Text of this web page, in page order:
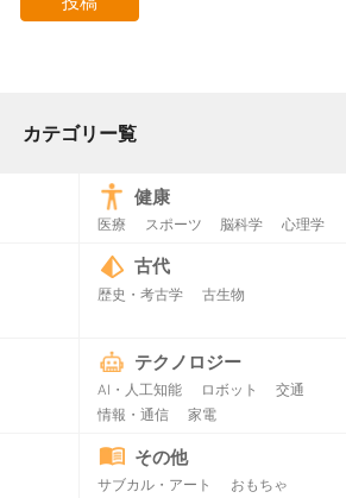
カテゴリー覧
健康
医療 スポーツ 脳科学 心理学
古代
歴史・考古学 古生物
テクノロジー
AI・人工知能 ロボット
交通
情報・通信
家電
その他
サブカル・アート
おもちゃ